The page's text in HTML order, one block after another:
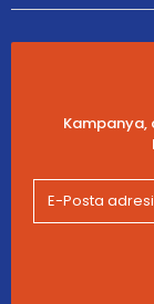
Kampanya,